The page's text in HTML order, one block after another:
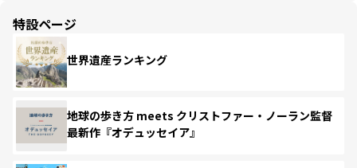
特設ページ
世界遺産ランキング
地球の歩き方 meets クリストファー・ノーラン監督
最新作『オデュッセイア』